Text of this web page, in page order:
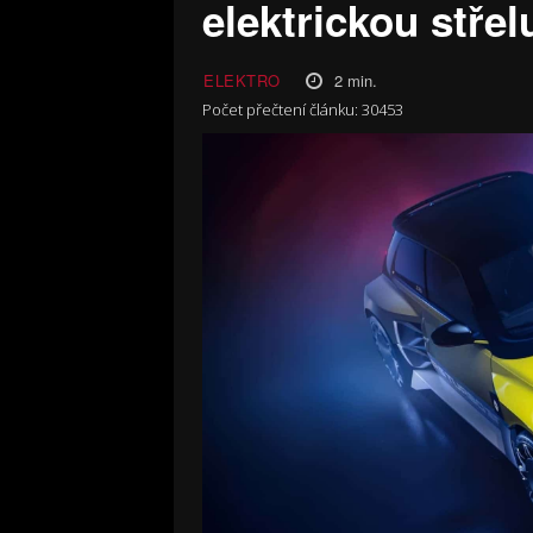
elektrickou
ELEKTRO 2min.
Počet přečtení článku: 30453